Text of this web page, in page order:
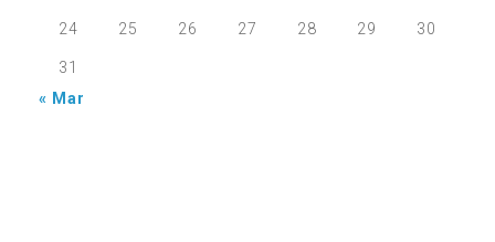
24 25 26 27 28 29 30
31
« Mar